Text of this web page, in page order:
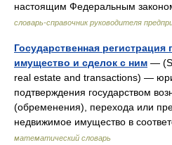
настоящим Федеральным
словарь-справочник руководителя
Государственная
имущество и сделок с ним —
real estate and transactions) —
подтверждения государством
(обременения), перехода или
недвижимое имущество в
математический словарь